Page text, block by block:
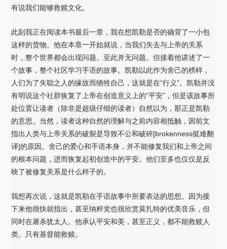
有说我们能够救赎文化。
此刻我正在阅读本书最后一章，我在想凯勒是否的确背了一小包
这样的货物。他在本章一开始就说，当我们失去与上帝的关系
时，整个世界都会出现问题。至此并无问题。但接着他讲述了一
个故事，整个社区学习手语的故事。凯勒以此作为舍己的榜样，
人们为了失聪之人的缘故而牺牲自己，这就是在“行义”。凯勒并没
有明说这个社群恢复了上帝在创造意义上的“平安”，但是该故事所
处位置让读者（除非是超级仔细的读者）自然以为，那正是凯勒
的意思。当然，读者这种自然的理解与之前内容相抵触，因前文
指出人类与上帝关系的破裂是导致不公和破碎[brokenness挺难翻
译]的原因。舍己的爱心和手语本身，并不能修复我们和上帝之间
的根本问题，进而恢复起初创造中的平安。他们至多也仅仅是反
映了被修复关系是什么样子的。
我想再次说，这就是凯勒在手语故事中所要表达的思想。因为接
下来他很快就指出，甚至纳粹党也很欣赏莫扎特的优美音乐，但
同时在屠杀犹太人。他承认平安和美，甚至正义，都不能救赎人
类。只有基督能救赎。